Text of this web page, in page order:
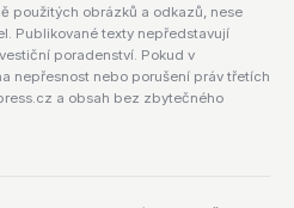
použitých obrázků a odkazů, nese
Publikované texty nepředstavují
poradenství. Pokud v
nepřesnost nebo porušení práv třetích
a obsah bez zbytečného